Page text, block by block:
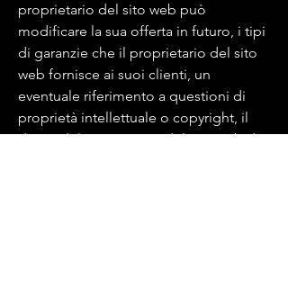
proprietario del sito web può
modificare la sua offerta in futuro, i tipi
di garanzie che il proprietario del sito
web fornisce ai suoi clienti, un
eventuale riferimento a questioni di
proprietà intellettuale o copyright, il
diritto del proprietario del sito web di